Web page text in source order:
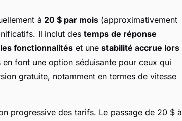
à 20 $ par mois (approximativement
Il inclut des temps de réponse
fonctionnalités et une stabilité accrue lors
en font une option séduisante pour ceux qui
gratuite, notamment en termes de vitesse
progressive des tarifs. Le passage de 20 $ à